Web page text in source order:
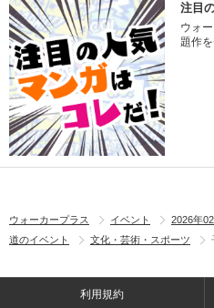
注目
ウォ
題作
ウォーカープラス イベント 2026年02
道のイベント
文化・芸術・スポーツ
利用規約